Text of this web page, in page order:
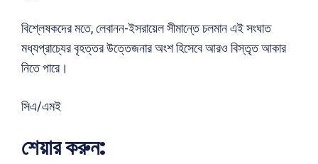
বিশ্লেষকদের মতে, লেবানন-ইসরায়েল সীমান্তে চলমান এই সংঘাত
মধ্যপ্রাচ্যের বৃহত্তর উত্তেজনার অংশ হিসেবে আরও বিস্তৃত আকার
নিতে পারে।
সিএ/এমই
শেয়ার করুন: